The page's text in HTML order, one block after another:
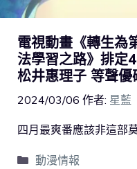
電視動畫《轉生為
法學習之路》排定
松井惠理子 等聲優
2024/03/06 作者: 星藍
四月最爽番應該非這部
動漫情報